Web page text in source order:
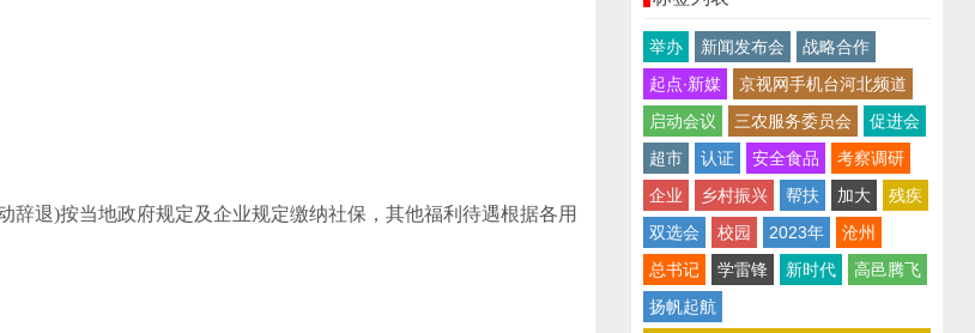
退)按当地政府规定及企业规定缴纳社保，其他福利待遇根据各用
举办 新闻发布会
战略合作
起点∙新媒
京视网手机台河北频道
启动会议
三农服务委员会
促进会
超市
认证 安全食品
考察调研
企业
乡村振兴 帮扶 加大
残疾
双选会
校园 2023年
沧州
总书记
学雷锋 新时代
高邑腾飞
扬帆起航